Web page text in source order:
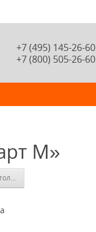
+7 (495) 145-26-60
+7 (800) 505-26-60
М»
«Стандарт М1»